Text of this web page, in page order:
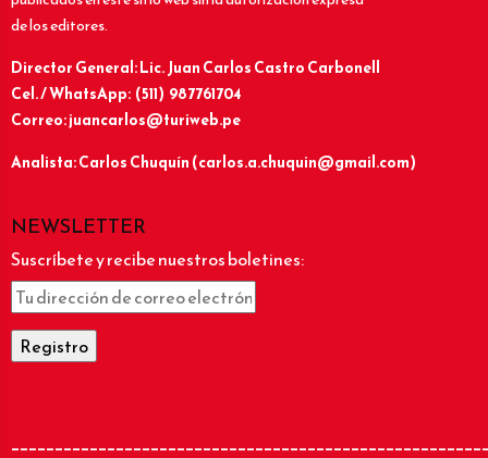
de los editores.
Director General: Lic.Juan Carlos Castro Carbonell
Cel. / WhatsApp: (511) 987761704
Correo: juancarlos@turiweb.pe
Analista: Carlos Chuquín (carlos.a.chuquin@gmail.com)
NEWSLETTER
Suscríbete y recibe nuestros boletines: